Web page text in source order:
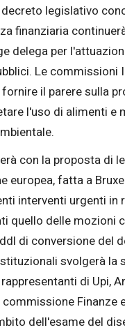
legislativo
finanziaria
delega per
Le commissioni
il parere sulla
l'uso di alimenti
con la proposta di
europea, fatta a
interventi urgenti
quello delle mozioni
di conversione del
svolgerà la
di Upi,
commissione
dell'esame del